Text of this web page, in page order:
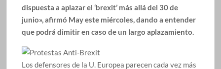
dispuesta a aplazar el ‘brexit’ más allá del 30 de
junio», afirmó May este miércoles, dando a entender
que podrá dimitir en caso de un largo aplazamiento.
Los defensores de la U. Europea parecen cada vez más